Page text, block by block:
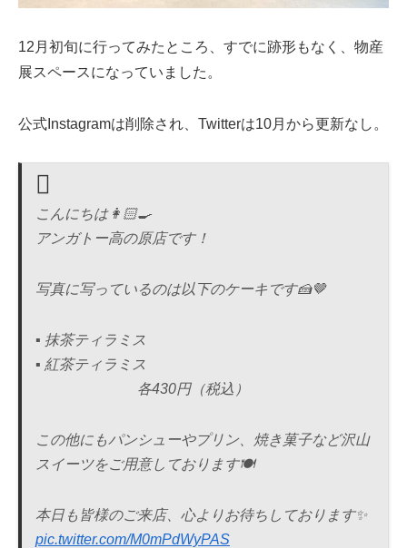
12月初旬に行ってみたところ、すでに跡形もなく、物産
展スペースになっていました。
公式Instagramは削除され、Twitterは10月から更新なし。
こんにちは👩🏻‍🍳
アンガトー高の原店です！
写真に写っているのは以下のケーキです🍰🤎
▪︎ 抹茶ティラミス
▪︎ 紅茶ティラミス
各430円（税込）
この他にもパンシューやプリン、焼き菓子など沢山
スイーツをご用意しております🍽
本日も皆様のご来店、心よりお待ちしております✨
pic.twitter.com/M0mPdWyPAS